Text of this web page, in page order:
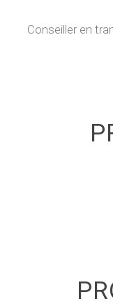
Conseiller en